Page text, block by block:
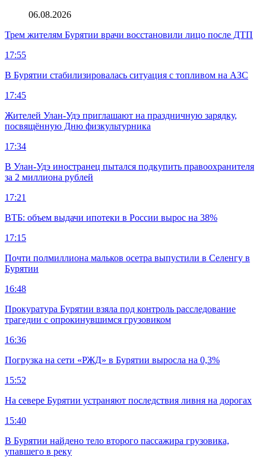
06.08.2026
Трем жителям Бурятии врачи восстановили лицо после ДТП
17:55
В Бурятии стабилизировалась ситуация с топливом на АЗС
17:45
Жителей Улан-Удэ приглашают на праздничную зарядку,
посвящённую Дню физкультурника
17:34
В Улан-Удэ иностранец пытался подкупить правоохранителя
за 2 миллиона рублей
17:21
ВТБ: объем выдачи ипотеки в России вырос на 38%
17:15
Почти полмиллиона мальков осетра выпустили в Селенгу в
Бурятии
16:48
Прокуратура Бурятии взяла под контроль расследование
трагедии с опрокинувшимся грузовиком
16:36
Погрузка на сети «РЖД» в Бурятии выросла на 0,3%
15:52
На севере Бурятии устраняют последствия ливня на дорогах
15:40
В Бурятии найдено тело второго пассажира грузовика,
упавшего в реку